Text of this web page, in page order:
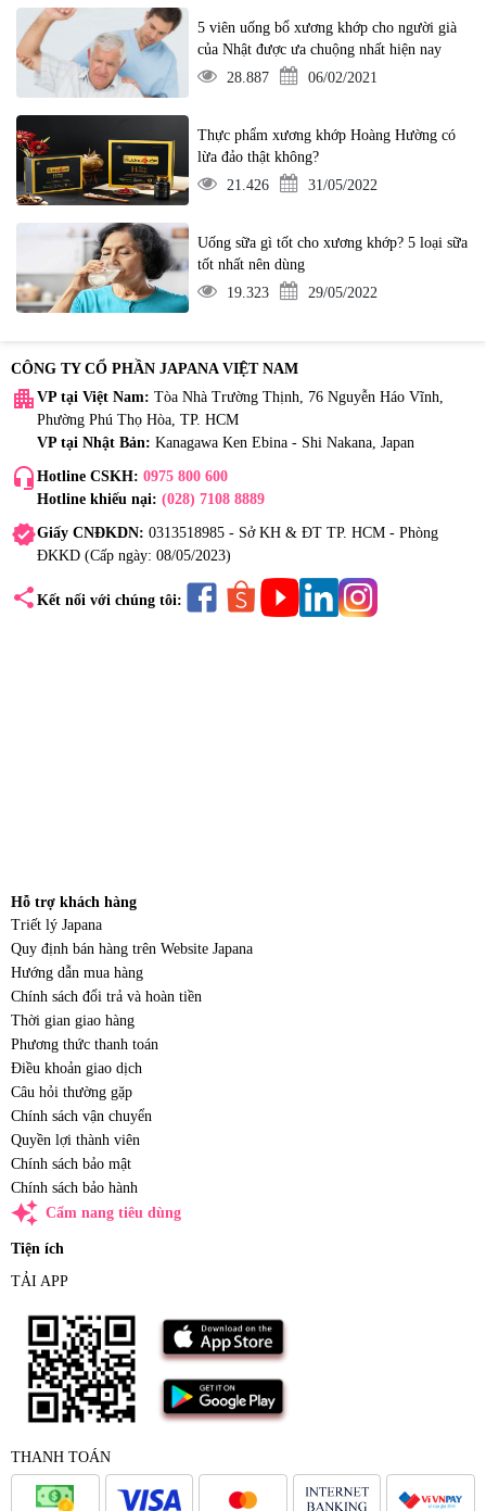
5 viên uống bổ xương khớp cho người già
của Nhật được ưa chuộng nhất hiện nay
28.887
06/02/2021
Thực phẩm xương khớp Hoàng Hường có
lừa đảo thật không?
21.426
31/05/2022
Uống sữa gì tốt cho xương khớp? 5 loại sữa
tốt nhất nên dùng
19.323
29/05/2022
CÔNG TY CỔ PHẦN JAPANA VIỆT NAM
apartment VP tại Việt Nam: Tòa Nhà Trường Thịnh, 76 Nguyễn Háo Vĩnh,
Phường Phú Thọ Hòa, TP. HCM
VP tại Nhật Bản: Kanagawa Ken Ebina - Shi Nakana, Japan
headset_mic Hotline CSKH: 0975 800 600
Hotline khiếu nại: (028) 7108 8889
verifiedGiấy CNĐKDN: 0313518985 - Sở KH & ĐT TP. HCM - Phòng
ĐKKD (Cấp ngày: 08/05/2023)
share Kết nối với chúng tôi:
Hỗ trợ khách hàng
Triết lý Japana
Quy định bán hàng trên Website Japana
Hướng dẫn mua hàng
Chính sách đổi trả và hoàn tiền
Thời gian giao hàng
Phương thức thanh toán
Điều khoản giao dịch
Câu hỏi thường gặp
Chính sách vận chuyển
Quyền lợi thành viên
Chính sách bảo mật
Chính sách bảo hành
auto_awesome Cẩm nang tiêu dùng
Tiện ích
TẢI APP
THANH TOÁN